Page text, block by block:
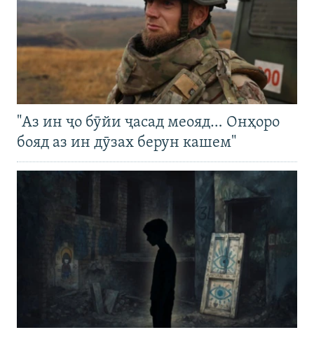
"Аз ин ҷо бӯйи ҷасад меояд… Онҳоро
бояд аз ин дӯзах берун кашем"